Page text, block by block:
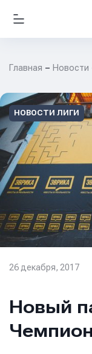
Главная Новости
НОВОСТИ ЛИГИ
26 декабря, 2017
Новый